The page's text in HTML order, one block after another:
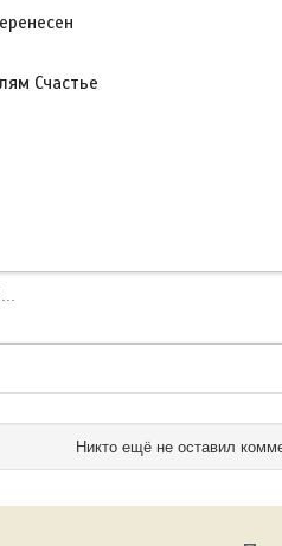
Счастье
Никто ещё не оставил